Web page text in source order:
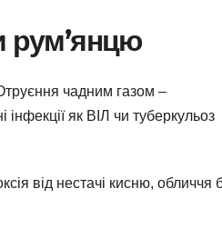
рум’янцю
чадним газом –
як ВІЛ чи туберкульоз
від нестачі кисню, обличчя